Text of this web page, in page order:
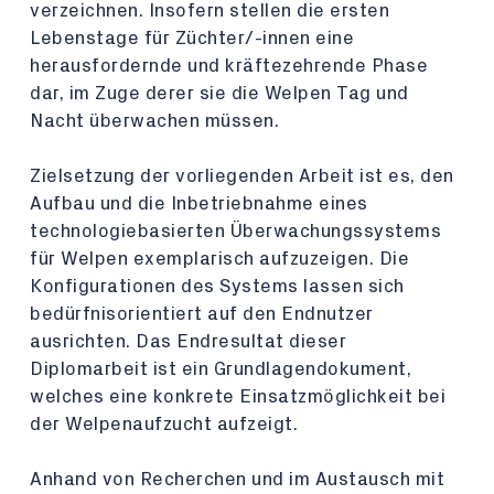
verzeichnen. Insofern stellen die ersten
Lebenstage für Züchter/-innen eine
herausfordernde und kräftezehrende Phase
dar, im Zuge derer sie die Welpen Tag und
Nacht überwachen müssen.
Zielsetzung der vorliegenden Arbeit ist es, den
Aufbau und die Inbetriebnahme eines
technologiebasierten Überwachungssystems
für Welpen exemplarisch aufzuzeigen. Die
Konfigurationen des Systems lassen sich
bedürfnisorientiert auf den Endnutzer
ausrichten. Das Endresultat dieser
Diplomarbeit ist ein Grundlagendokument,
welches eine konkrete Einsatzmöglichkeit bei
der Welpenaufzucht aufzeigt.
Anhand von Recherchen und im Austausch mit